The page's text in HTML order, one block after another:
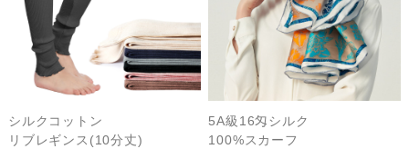
シルクコットン
リブレギンス(10分丈)
5A級16匁シルク
100%スカーフ